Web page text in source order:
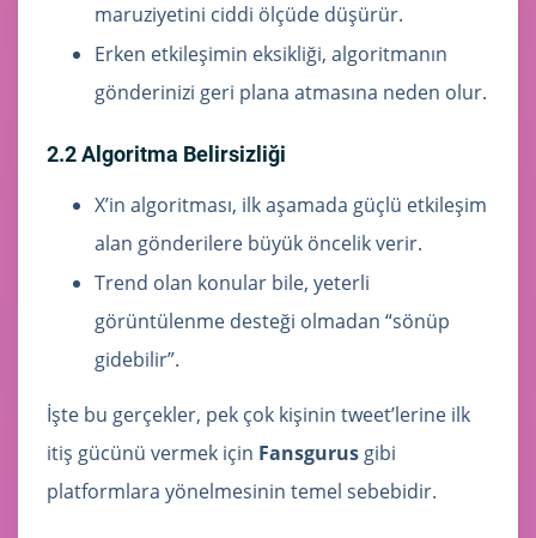
maruziyetini ciddi ölçüde düşürür.
Erken etkileşimin eksikliği, algoritmanın
gönderinizi geri plana atmasına neden olur.
2.2 Algoritma Belirsizliği
X’in algoritması, ilk aşamada güçlü etkileşim
alan gönderilere büyük öncelik verir.
Trend olan konular bile, yeterli
görüntülenme desteği olmadan “sönüp
gidebilir”.
İşte bu gerçekler, pek çok kişinin tweet’lerine ilk
itiş gücünü vermek için Fansgurus gibi
platformlara yönelmesinin temel sebebidir.